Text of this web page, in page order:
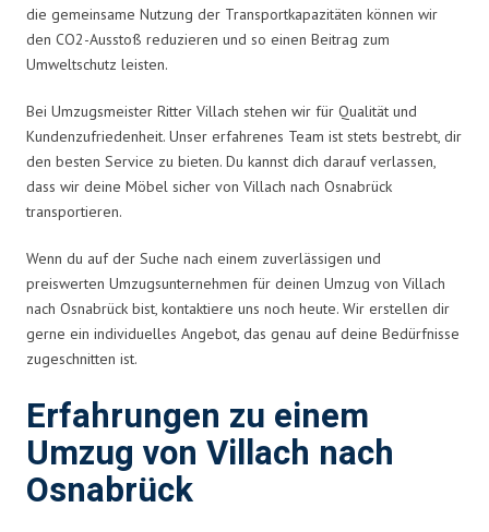
die gemeinsame Nutzung der Transportkapazitäten können wir
den CO2-Ausstoß reduzieren und so einen Beitrag zum
Umweltschutz leisten.
Bei Umzugsmeister Ritter Villach stehen wir für Qualität und
Kundenzufriedenheit. Unser erfahrenes Team ist stets bestrebt, dir
den besten Service zu bieten. Du kannst dich darauf verlassen,
dass wir deine Möbel sicher von Villach nach Osnabrück
transportieren.
Wenn du auf der Suche nach einem zuverlässigen und
preiswerten Umzugsunternehmen für deinen Umzug von Villach
nach Osnabrück bist, kontaktiere uns noch heute. Wir erstellen dir
gerne ein individuelles Angebot, das genau auf deine Bedürfnisse
zugeschnitten ist.
Erfahrungen zu einem
Umzug von Villach nach
Osnabrück